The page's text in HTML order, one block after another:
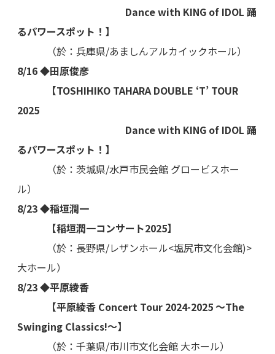
Dance with KING of IDOL 踊
るパワースポット！】
（於：兵庫県/あましんアルカイックホール）
8/16 ◆田原俊彦
【TOSHIHIKO TAHARA DOUBLE ‘T’ TOUR
2025
Dance with KING of IDOL 踊
るパワースポット！】
（於：茨城県/水戸市民会館 グロービスホー
ル）
8/23 ◆稲垣潤一
【稲垣潤一コンサート2025】
（於：長野県/レザンホール<塩尻市文化会館)>
大ホール）
8/23 ◆平原綾香
【平原綾香 Concert Tour 2024-2025 ～The
Swinging Classics!～】
（於：千葉県/市川市文化会館 大ホール）